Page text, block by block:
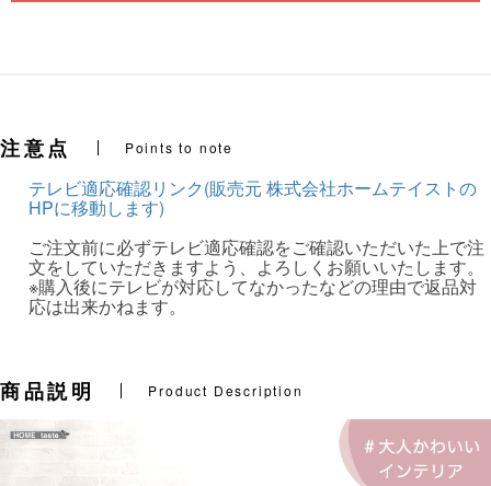
注意点 Points to note
テレビ適応確認リンク(販売元 株式会社ホームテイストの
HPに移動します)
ご注文前に必ずテレビ適応確認をご確認いただいた上で注
文をしていただきますよう、よろしくお願いいたします。
※購入後にテレビが対応してなかったなどの理由で返品対
応は出来かねます。
商品説明 Product Description